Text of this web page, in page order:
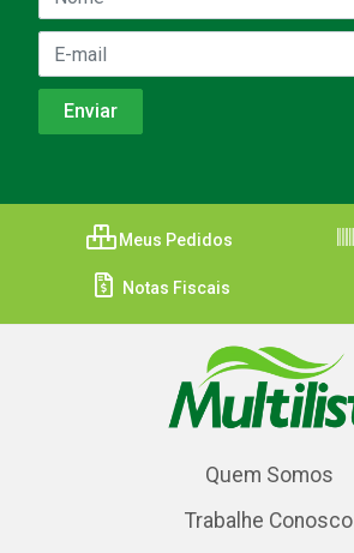
Meus Pedidos
Notas Fiscais
Quem Somos
Trabalhe Conosco